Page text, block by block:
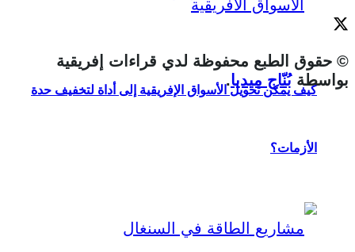
كيف يمكن تحويل الأسواق الإفريقية إلى أداة لتخفيف حدة
الأزمات؟
© حقوق الطبع محفوظة لدي قراءات إفريقية
بواسطةبُنّاج ميديا.